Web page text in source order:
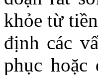
khỏe từ
định các
phục